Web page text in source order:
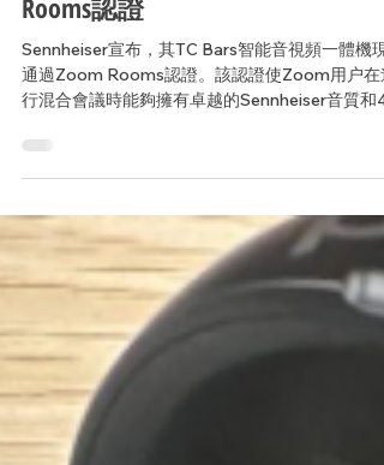
Sennheiser TC Bars已通過Zoom
Rooms認證
Sennheiser宣布，其TC Bars智能音視頻一體機現
行混合會議時能夠擁有卓越的Sennheiser音質和
超高清視頻畫質。Sennheiser TC Bars能提供極清